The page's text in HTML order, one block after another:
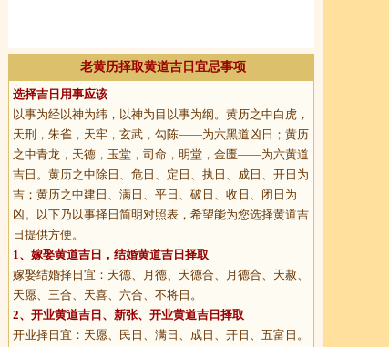
老黄历择取黄道吉日宜忌事项
选择吉日用事应该
以事为经以神为纬，以神为目以事为纲。黄历之中白虎，
天刑，朱雀，天牢，玄武，勾陈——为六黑道凶日；黄历
之中青龙，天德，玉堂，司命，明堂，金匮——为六黄道
吉日。黄历之中除日、危日、定日、执日、成日、开日为
吉；黄历之中建日、满日、平日、破日、收日、闭日为
凶。以下乃以事择日简明对照表，希望能为您选择黄道吉
日提供方便。
1、 嫁娶黄道吉日 ，结婚黄道吉日择取
嫁娶结婚择日宜：天德、月德、天德合、月德合、天赦、
天愿、三合、天喜、六合、不将日。
2、 开业黄道吉日 、新张、开业黄道吉日择取
开业择日宜：天愿、民日、满日、成日、开日、五富日。